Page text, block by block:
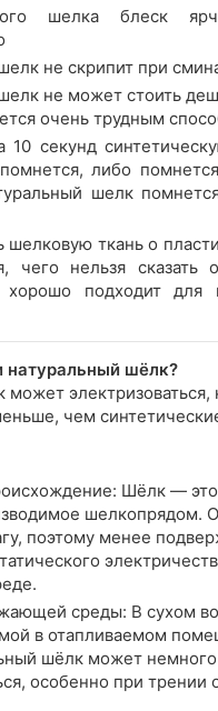
шелка блеск
не скрипит при
не может стоить
очень трудным
10 секунд
либо
шелк
шелковую ткань о
чего нельзя сказать
хорошо подходит для
натуральный шёлк?
электризоваться,
чем
Шёлк —
шелкопрядом.
поэтому менее
среды: В сухом
в отапливаемом
шёлк может немного
особенно при трении